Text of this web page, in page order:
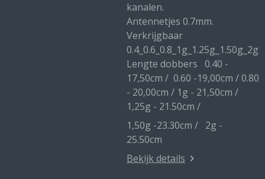
kanalen.
Antennetjes 0.7mm.
Verkrijgbaar
0.4_0.6_0.8_1g_1.25g_1.50g_2g
Lengte dobbers 0.40 -
17,50cm / 0.60 -19,00cm / 0.80
- 20,00cm / 1g - 21,50cm /
1,25g - 21.50cm /
1,50g -23.30cm / 2g -
25.50cm
Bekijk details